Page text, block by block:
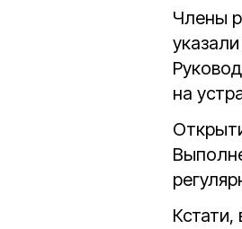
Члены
на